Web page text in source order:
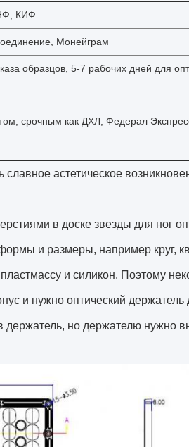
КИФ
Монейграм
образцов, 5-7 рабочих дней для
срочным как ДХЛ, Федерал
астетическое
в доске звезды для ног
и размеры, например круг,
и силикон. Поэтому
и нужно оптический держатель
держатель, но держателю нужно